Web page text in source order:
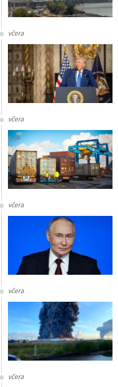
včera
včera
včera
včera
včera